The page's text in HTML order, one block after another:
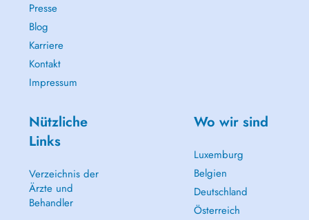
Presse
Blog
Karriere
Kontakt
Impressum
Nützliche
Links
Verzeichnis der
Ärzte und
Behandler
Wo wir sind
Luxemburg
Belgien
Deutschland
Österreich